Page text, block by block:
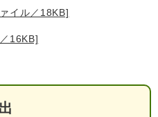
イル／18KB]
16KB]